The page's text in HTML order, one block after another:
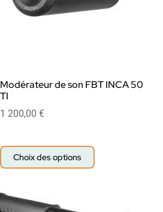
Modérateur de son FBT INCA 50
TI
1 200,00 €
Choix des options